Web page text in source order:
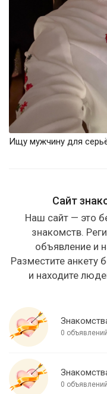
Ищу мужчину для
Сайт
Наш сайт — это
знакомств.
объявление и
Разместите анкету
и находите
0 объявлений
0 объявлений